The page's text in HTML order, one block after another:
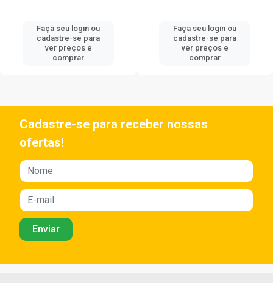
Faça seu login ou
cadastre-se para
ver preços e
comprar
Faça seu login ou
cadastre-se para
ver preços e
comprar
Cadastre-se para receber nossas
ofertas!